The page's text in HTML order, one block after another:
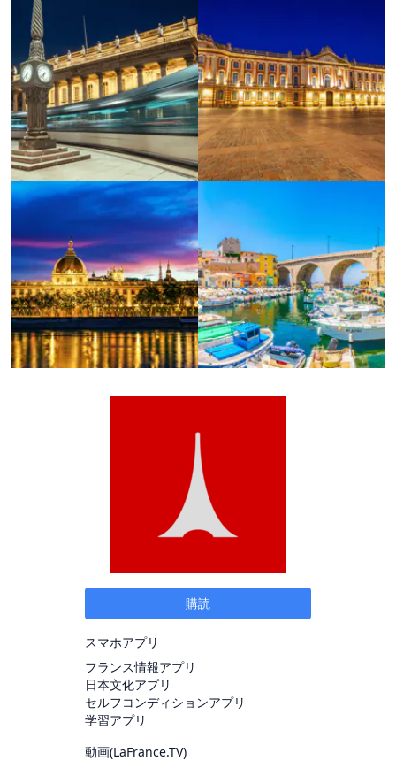
購読
スマホアプリ
フランス情報アプリ
日本文化アプリ
セルフコンディションアプリ
学習アプリ
動画(LaFrance.TV)